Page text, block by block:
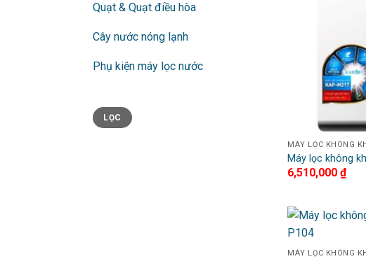
Quạt & Quạt điều hòa
Cây nước nóng lạnh
Phụ kiện máy lọc nước
LỌC
MÁY LỌC KHÔNG KHÍ
Máy lọc không
6,510,000₫
MÁY LỌC KHÔNG KHÍ